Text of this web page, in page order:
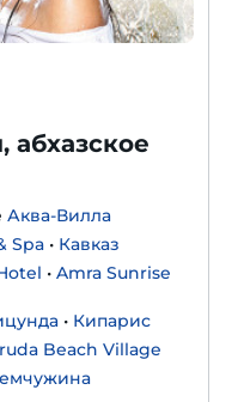
абхазское
Аква-Вилла
Spa • Кавказ
• Amra Sunrise
• Кипарис
Beach Village